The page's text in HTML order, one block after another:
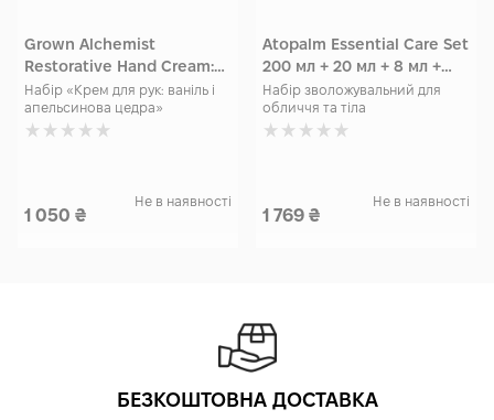
Grown Alchemist
Restorative Hand Cream:
Vanilla, Orange Peel 65 мл
Набір «Крем для рук: ваніль і
апельсинова цедра»
1 050 ₴
Не в наявності
Atopalm Essential Care Set
200 мл + 20 мл + 8 мл +
300 мл
Набір зволожувальний для
обличчя та тіла
1 769 ₴
Не в наявності
БЕЗКОШТОВНА ДОСТАВКА